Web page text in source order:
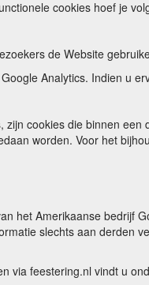
cookies hoef je
de Website
Analytics. Indien u
zijn cookies die binnen
worden. Voor het
het Amerikaanse bedrijf
slechts aan derden
via feestering.nl vindt u